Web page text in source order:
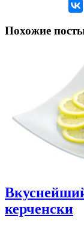
Похожие
керченски